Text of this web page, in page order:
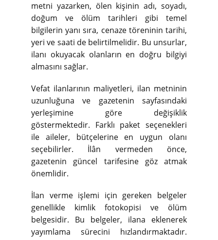
metni yazarken, ölen kişinin adı, soyadı,
doğum ve ölüm tarihleri gibi temel
bilgilerin yanı sıra, cenaze töreninin tarihi,
yeri ve saati de belirtilmelidir. Bu unsurlar,
ilanı okuyacak olanların en doğru bilgiyi
almasını sağlar.
Vefat ilanlarının maliyetleri, ilan metninin
uzunluğuna ve gazetenin sayfasındaki
yerleşimine göre değişiklik
göstermektedir. Farklı paket seçenekleri
ile aileler, bütçelerine en uygun olanı
seçebilirler. İlân vermeden önce,
gazetenin güncel tarifesine göz atmak
önemlidir.
İlan verme işlemi için gereken belgeler
genellikle kimlik fotokopisi ve ölüm
belgesidir. Bu belgeler, ilana eklenerek
yayımlama sürecini hızlandırmaktadır.